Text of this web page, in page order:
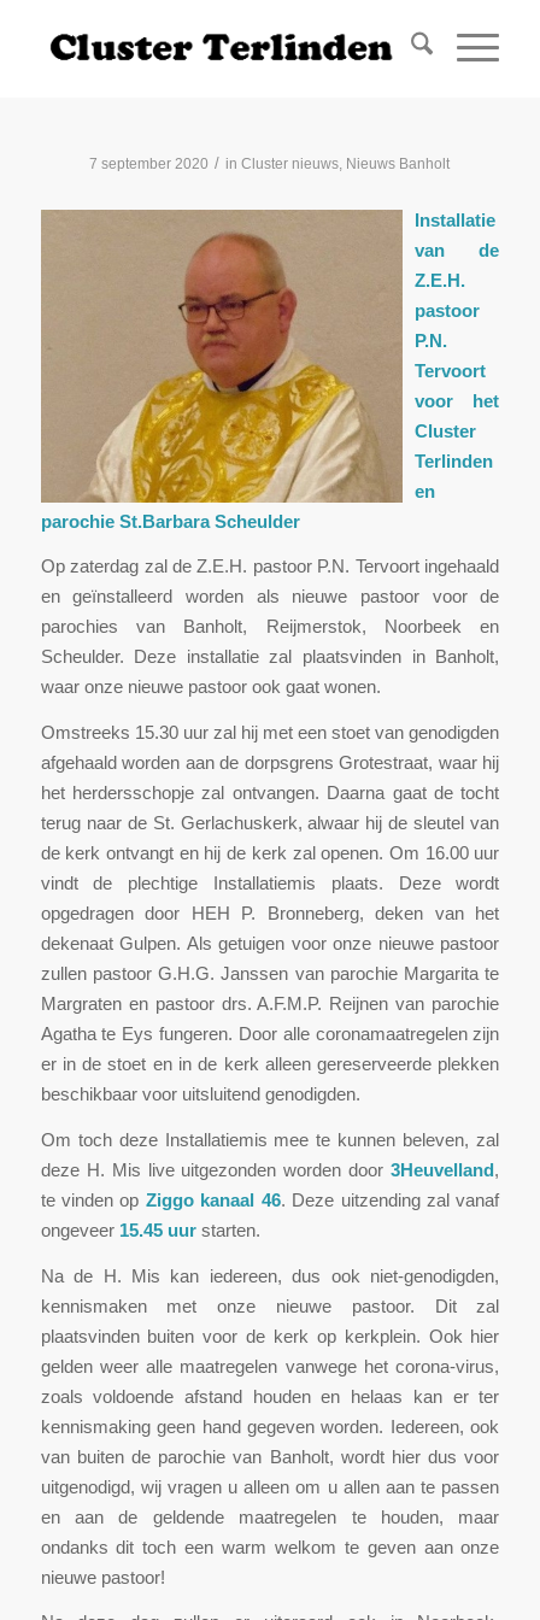
7 september 2020 / inCluster nieuws, Nieuws Banholt
Installatie
van de
Z.E.H.
pastoor
P.N.
Tervoort
voor het
Cluster
Terlinden
en
parochie St.Barbara Scheulder
Op zaterdag zal de Z.E.H. pastoor P.N. Tervoort ingehaald
en geïnstalleerd worden als nieuwe pastoor voor de
parochies van Banholt, Reijmerstok, Noorbeek en
Scheulder. Deze installatie zal plaatsvinden in Banholt,
waar onze nieuwe pastoor ook gaat wonen.
Omstreeks 15.30 uur zal hij met een stoet van genodigden
afgehaald worden aan de dorpsgrens Grotestraat, waar hij
het herdersschopje zal ontvangen. Daarna gaat de tocht
terug naar de St. Gerlachuskerk, alwaar hij de sleutel van
de kerk ontvangt en hij de kerk zal openen. Om 16.00 uur
vindt de plechtige Installatiemis plaats. Deze wordt
opgedragen door HEH P. Bronneberg, deken van het
dekenaat Gulpen. Als getuigen voor onze nieuwe pastoor
zullen pastoor G.H.G. Janssen van parochie Margarita te
Margraten en pastoor drs. A.F.M.P. Reijnen van parochie
Agatha te Eys fungeren. Door alle coronamaatregelen zijn
er in de stoet en in de kerk alleen gereserveerde plekken
beschikbaar voor uitsluitend genodigden.
Om toch deze Installatiemis mee te kunnen beleven, zal
deze H. Mis live uitgezonden worden door3Heuvelland,
te vinden op Ziggo kanaal 46. Deze uitzending zal vanaf
ongeveer 15.45 uurstarten.
Na de H. Mis kan iedereen, dus ook niet-genodigden,
kennismaken met onze nieuwe pastoor. Dit zal
plaatsvinden buiten voor de kerk op kerkplein. Ook hier
gelden weer alle maatregelen vanwege het corona-virus,
zoals voldoende afstand houden en helaas kan er ter
kennismaking geen hand gegeven worden. Iedereen, ook
van buiten de parochie van Banholt, wordt hier dus voor
uitgenodigd, wij vragen u alleen om u allen aan te passen
en aan de geldende maatregelen te houden, maar
ondanks dit toch een warm welkom te geven aan onze
nieuwe pastoor!